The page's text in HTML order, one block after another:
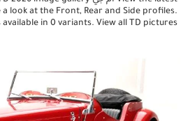
look at the Front, Rear and Side profiles.
available in 0 variants. View all TD pictures.